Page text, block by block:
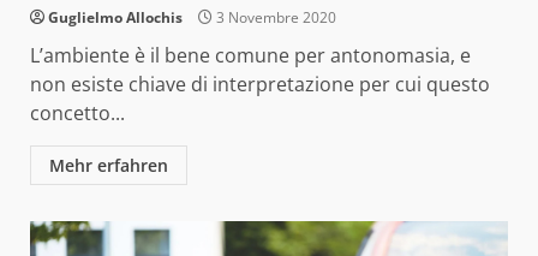
Guglielmo Allochis 3 Novembre 2020
L’ambiente è il bene comune per antonomasia, e
non esiste chiave di interpretazione per cui questo
concetto...
Mehr erfahren